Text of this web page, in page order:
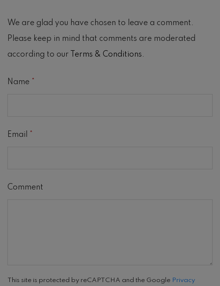
We are glad you have chosen to leave a comment.
Please keep in mind that comments are moderated
according to our Terms & Conditions.
Name
Email
Comment
This site is protected by reCAPTCHA and the Google Privacy